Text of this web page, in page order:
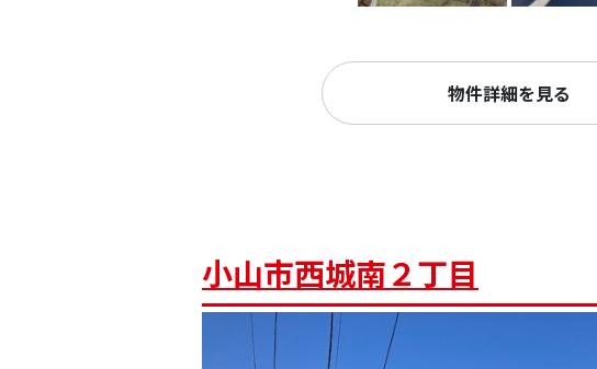
物件詳細を見る
小山市西城南２丁目